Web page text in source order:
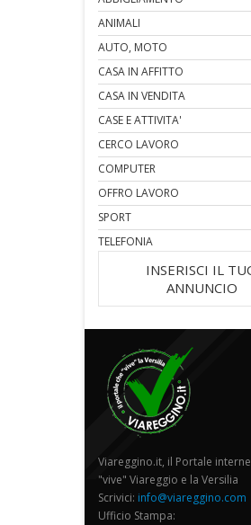
ANIMALI
AUTO, MOTO
CASA IN AFFITTO
CASA IN VENDITA
CASE E ATTIVITA'
CERCO LAVORO
COMPUTER
OFFRO LAVORO
SPORT
TELEFONIA
INSERISCI IL
ANNUNCIO
Viareggino.it, il Portale
"vive" Viareggio e la Versilia
Scrivici: info@viareggino.com
Ufficio Stampa: